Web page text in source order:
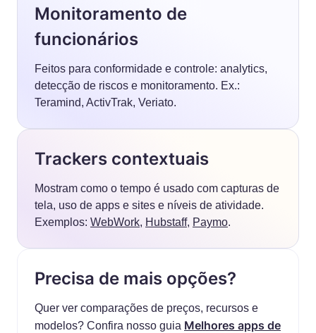
Monitoramento de
funcionários
Feitos para conformidade e controle: analytics,
detecção de riscos e monitoramento. Ex.:
Teramind, ActivTrak, Veriato.
Trackers contextuais
Mostram como o tempo é usado com capturas de
tela, uso de apps e sites e níveis de atividade.
Exemplos: WebWork, Hubstaff, Paymo.
Precisa de mais opções?
Quer ver comparações de preços, recursos e
modelos? Confira nosso guia Melhores apps de